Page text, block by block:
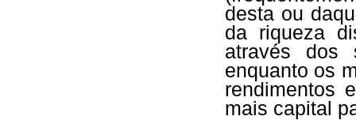
desta ou
da riqueza
através dos
enquanto os
rendimentos
mais capital